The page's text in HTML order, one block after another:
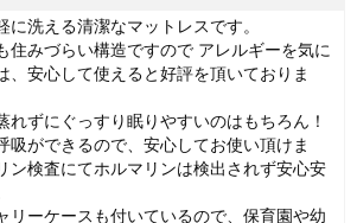
に洗える清潔なマットレスです。
住みづらい構造ですので アレルギーを気に
、安心して使えると好評を頂いておりま
れずにぐっすり眠りやすいのはもちろん！
吸ができるので、安心してお使い頂けま
ン検査にてホルマリンは検出されず安心安
リーケースも付いているので、保育園や幼